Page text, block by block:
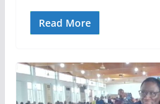
Read More